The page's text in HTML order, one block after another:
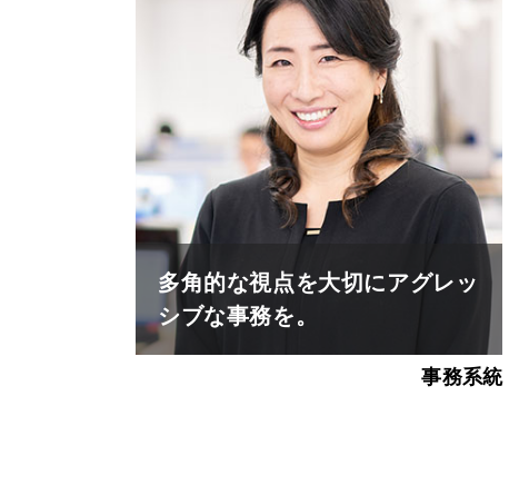
多角的な視点を大切にアグレッ
シブな事務を。
事務系統